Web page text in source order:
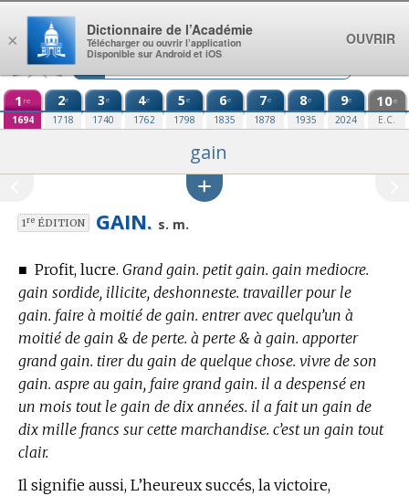
Aller au contenu
1 re
1694
2e
1718
3e
1740
4e
1762
5e
1798
6e
1835
7e
1878
8e
1935
9e
2024
10e
E.C.
gain
1reÉDITION GAIN. s. m.
■ Profit, lucre. Grand gain. petit gain. gain mediocre.
gain sordide, illicite, deshonneste. travailler pour le
gain. faire à moitié de gain. entrer avec quelqu’un à
moitié de gain & de perte. à perte & à gain. apporter
grand gain. tirer du gain de quelque chose. vivre de son
gain. aspre au gain, faire grand gain. il a despensé en
un mois tout le gain de dix années. il a fait un gain de
dix mille francs sur cette marchandise. c’est un gain tout
clair.
Il signifie aussi, L’heureux succés, la victoire,
×
Dictionnaire de l’Académie
Télécharger ou ouvrir l’application
Disponible sur Android et iOS
OUVRIR